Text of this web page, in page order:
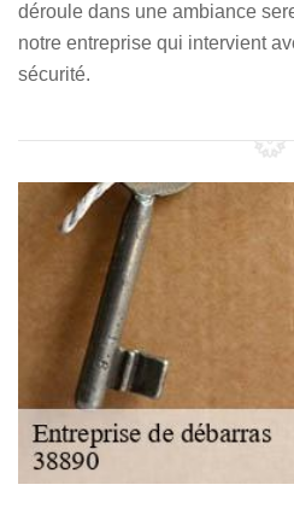
déroule dans une ambiance
notre entreprise qui intervient
sécurité.